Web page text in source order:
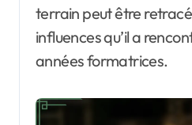
terrain peut être
influences qu’il a
années formatrices.